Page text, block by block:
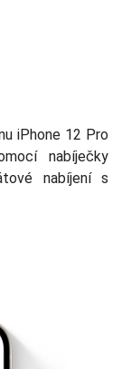
iPhone 12 Pro
nabíječky
nabíjení s